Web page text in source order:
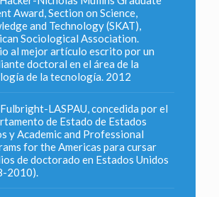
Award, Section on Science,
and Technology (SKAT),
Sociological Association.
al mejor artículo escrito por un
doctoral en el área de la
de la tecnología. 2012
LASPAU, concedida por el
de Estado de Estados
y Academic and Professional
for the Americas para cursar
de doctorado en Estados Unidos
2010).